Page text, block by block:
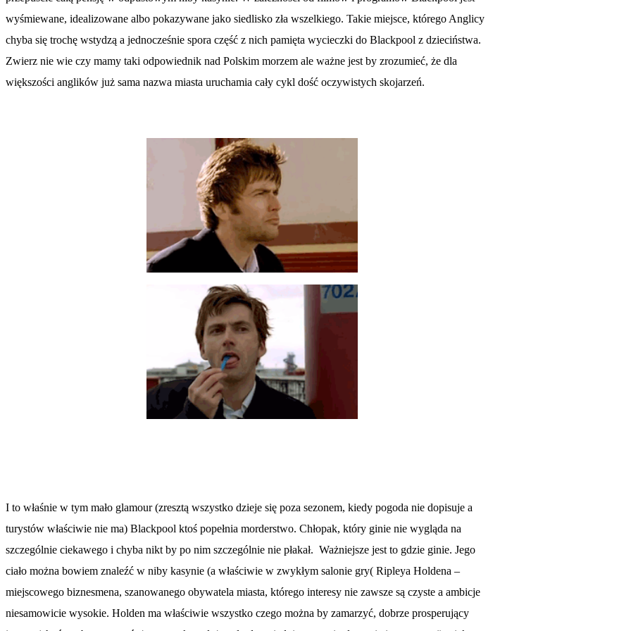
wyśmiewane, idealizowane albo pokazywane jako siedlisko zła wszelkiego. Takie miejsce, którego Anglicy
chyba się trochę wstydzą a jednocześnie spora część z nich pamięta wycieczki do Blackpool z dzieciństwa.
Zwierz nie wie czy mamy taki odpowiednik nad Polskim morzem ale ważne jest by zrozumieć, że dla
większości anglików już sama nazwa miasta uruchamia cały cykl dość oczywistych skojarzeń.
I to właśnie w tym mało glamour (zresztą wszystko dzieje się poza sezonem, kiedy pogoda nie dopisuje a
turystów właściwie nie ma) Blackpool ktoś popełnia morderstwo. Chłopak, który ginie nie wygląda na
szczególnie ciekawego i chyba nikt by po nim szczególnie nie płakał. Ważniejsze jest to gdzie ginie. Jego
ciało można bowiem znaleźć w niby kasynie (a właściwie w zwykłym salonie gry( Ripleya Holdena –
miejscowego biznesmena, szanowanego obywatela miasta, którego interesy nie zawsze są czyste a ambicje
niesamowicie wysokie. Holden ma właściwie wszystko czego można by zamarzyć, dobrze prosperujący